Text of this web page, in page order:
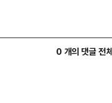
0 개의 댓글 전